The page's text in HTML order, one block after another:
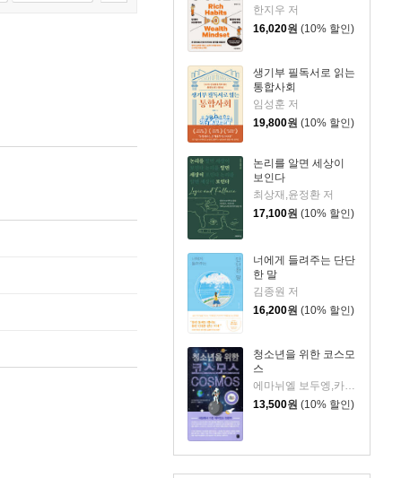
한지우 저
16,020원 (10% 할인)
생기부 필독서로 읽는
통합사회
임성훈 저
19,800원 (10% 할인)
논리를 알면 세상이
보인다
최상재,윤정환 저
17,100원 (10% 할인)
너에게 들려주는 단단
한 말
김종원 저
16,200원 (10% 할인)
청소년을 위한 코스모
스
에마뉘엘 보두엥,카트린 에벙 보두엥 공저/홍은주 역/임태훈 감수
13,500원 (10% 할인)